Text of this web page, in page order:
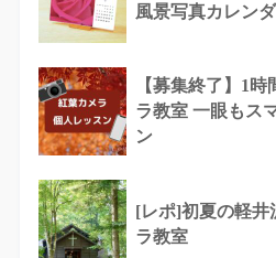
風景写真カレン
【募集終了】1
ラ教室 一眼もス
ン
[レポ]初夏の軽井
ラ教室